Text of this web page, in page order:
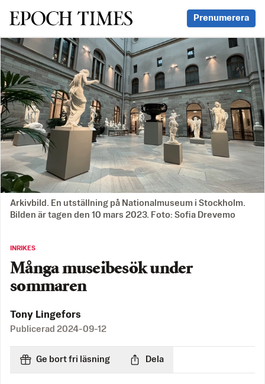
Svenska Epoch Times Prenumerera
Arkivbild. En utställning på Nationalmuseum i Stockholm.
Bilden är tagen den 10 mars 2023. Foto: Sofia Drevemo
INRIKES
Många museibesök under
sommaren
Tony Lingefors
Publicerad 2024-09-12
Ge bort fri läsning Dela